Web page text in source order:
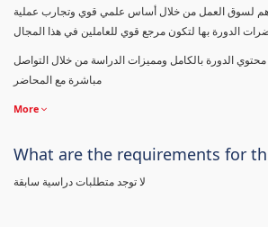
لسوق العمل من خلال أساس علمي قوي وتجارب عملية
الدورة بها لتكون مرجع قوي للعاملين في هذا المجال
محتوي الدورة بالكامل ومميزات الدراسة من خلال التواصل
مباشرة مع المحاضر
More
What are the requirements for
لا توجد متطلبات دراسية سابقة